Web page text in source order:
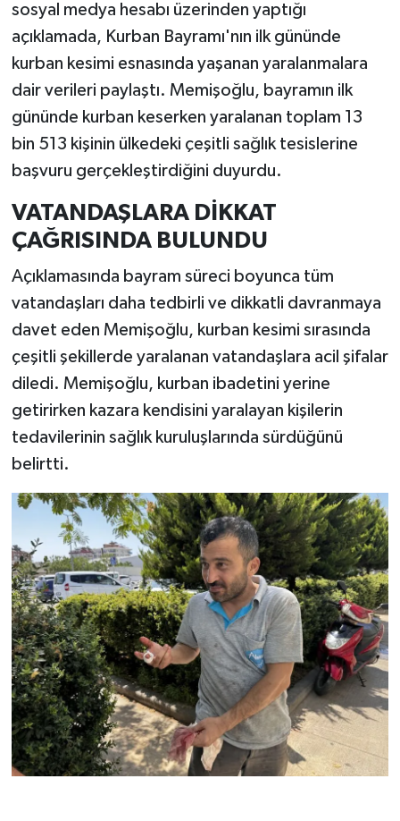
sosyal medya hesabı üzerinden yaptığı
açıklamada, Kurban Bayramı'nın ilk gününde
kurban kesimi esnasında yaşanan yaralanmalara
dair verileri paylaştı. Memişoğlu, bayramın ilk
gününde kurban keserken yaralanan toplam 13
bin 513 kişinin ülkedeki çeşitli sağlık tesislerine
başvuru gerçekleştirdiğini duyurdu.
VATANDAŞLARA DİKKAT
ÇAĞRISINDA BULUNDU
Açıklamasında bayram süreci boyunca tüm
vatandaşları daha tedbirli ve dikkatli davranmaya
davet eden Memişoğlu, kurban kesimi sırasında
çeşitli şekillerde yaralanan vatandaşlara acil şifalar
diledi. Memişoğlu, kurban ibadetini yerine
getirirken kazara kendisini yaralayan kişilerin
tedavilerinin sağlık kuruluşlarında sürdüğünü
belirtti.